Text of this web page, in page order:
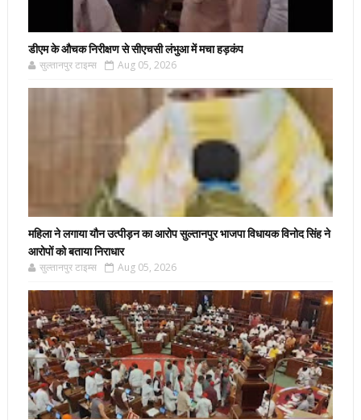
डीएम के औचक निरीक्षण से सीएचसी लंभुआ में मचा हड़कंप
सुल्तानपुर टाइम्स Aug 05, 2026
महिला ने लगाया यौन उत्पीड़न का आरोप सुल्तानपुर भाजपा विधायक विनोद सिंह ने
आरोपों को बताया निराधार
सुल्तानपुर टाइम्स Aug 05, 2026